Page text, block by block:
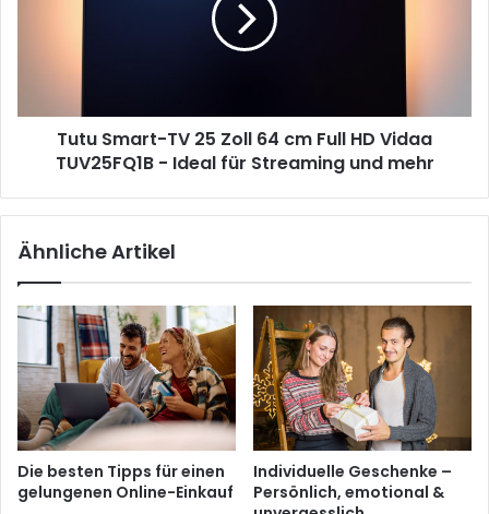
HD
TUV25FQ1B
Streaming
Tutu Smart-TV 25 Zoll 64 cm Full HD Vidaa
TUV25FQ1B - Ideal für Streaming und mehr
Ähnliche Artikel
Die besten Tipps für einen
gelungenen Online-Einkauf
Individuelle Geschenke –
Persönlich, emotional &